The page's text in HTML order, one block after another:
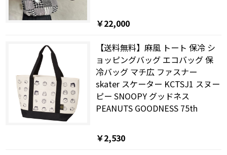
￥22,000
【送料無料】麻風 トート 保冷 シ
ョッピングバッグ エコバッグ 保
冷バッグ マチ広 ファスナー
skater スケーター KCTSJ1 スヌー
ピー SNOOPY グッドネス
PEANUTS GOODNESS 75th
￥2,530